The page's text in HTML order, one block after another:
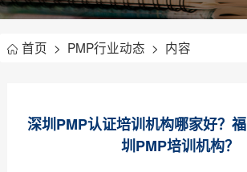
首页 > PMP行业动态 > 内容
深圳PMP认证培训机构哪家好？
圳PMP培训机构？